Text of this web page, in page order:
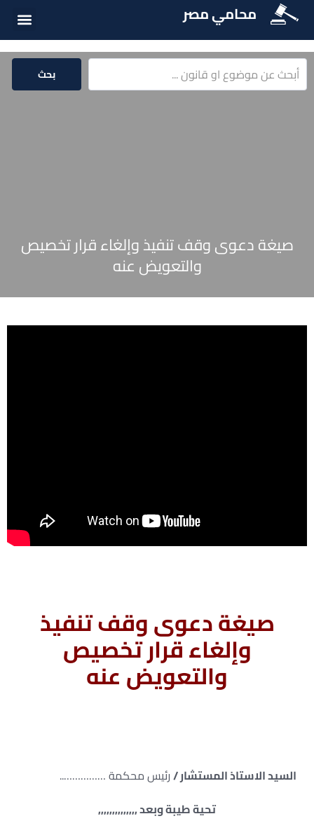
محامي مصر
بحث
صيغة دعوى وقف تنفيذ وإلغاء قرار تخصيص
والتعويض عنه
صيغة دعوى وقف تنفيذ
وإلغاء قرار تخصيص
والتعويض عنه
السيد الاستاذ المستشار /رئيس محكمة ……………..
تحية طيبة وبعد ,,,,,,,,,,,,,,